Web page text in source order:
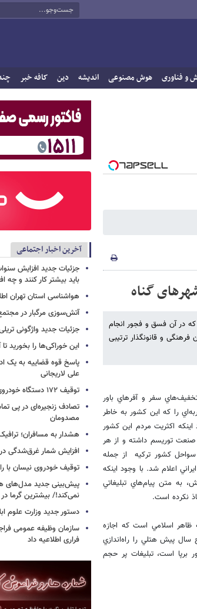
و فناوری هوش مصنوعی اندیشه دین کافه خبر
گناه
که در آن فسق و فجور انجام
و قانونگذار ترتیبی
سفر و آفرهاي باور
را كه اين كشور به خاطر
اكثريت مردم اين كشور
صنعت توريسم داشته و از هر
كشور تركيه از جمله
اعلام شد. با وجود اينكه
به متن پيام‌هاي تبليغاتي
نكرده است.
ظاهر اسلامي است كه اجازه
پيش هتلي را راه‌اندازي
برپا است، تبليغات پر حجم
آخرین اخبار اجتماعی
جزئیات جدید افزایش
باید بیشتر کار کنند و
هواشناسی استان تهران
آتش‌سوزی مرگبار در
جزئیات جدید واژگونی
این خوراکی‌ها را بخورید تا
پاسخ قوه قضاییه به یک
علی لاریجانی
توقیف ۱۷۲ دستگاه خودروی لوکس و آپارتمان
تصادف زنجیره‌ای در پی
مصدومان
هشدار به مسافران؛
افزایش شمار غرق‌شدگی
توقیف خودروی نیسان با راننده ۱۲ ساله در
پیش‌بینی جدید مدل‌های
نمی‌کند!/ بیشترین گرما در این ۶
دستور جدید وزارت علوم
سازمان وظیفه عمومی
فراری اطلاعیه داد